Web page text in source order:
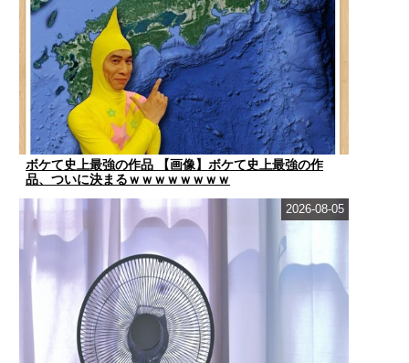
ボケて史上最強の作品 【画像】ボケて史上最強の作
品、ついに決まるｗｗｗｗｗｗｗｗ
2026-08-05